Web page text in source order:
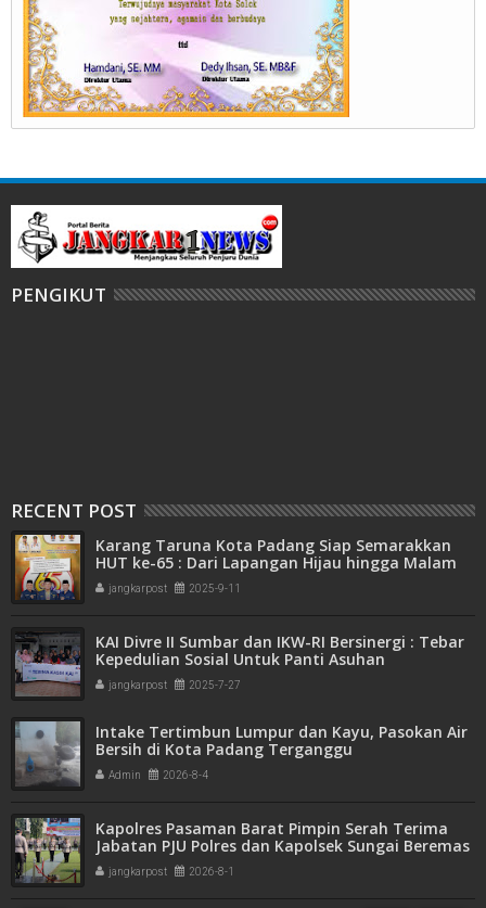
PENGIKUT
RECENT POST
Karang Taruna Kota Padang Siap Semarakkan
HUT ke-65 : Dari Lapangan Hijau hingga Malam
Kebersamaan
jangkarpost 2025-9-11
KAI Divre II Sumbar dan IKW-RI Bersinergi : Tebar
Kepedulian Sosial Untuk Panti Asuhan
jangkarpost 2025-7-27
Intake Tertimbun Lumpur dan Kayu, Pasokan Air
Bersih di Kota Padang Terganggu
Admin 2026-8-4
Kapolres Pasaman Barat Pimpin Serah Terima
Jabatan PJU Polres dan Kapolsek Sungai Beremas
jangkarpost 2026-8-1